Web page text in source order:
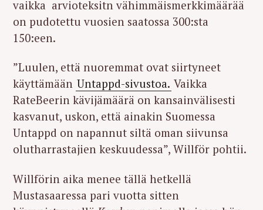
vaikka arvioteksitn vähimmäismerkkimäärää
on pudotettu vuosien saatossa 300:sta
150:een.
”Luulen, että nuoremmat ovat siirtyneet
käyttämään Untappd-sivustoa. Vaikka
RateBeerin kävijämäärä on kansainvälisesti
kasvanut, uskon, että ainakin Suomessa
Untappd on napannut siltä oman siivunsa
olutharrastajien keskuudessa”, Willför pohtii.
Willförin aika menee tällä hetkellä
Mustasaaressa pari vuotta sitten